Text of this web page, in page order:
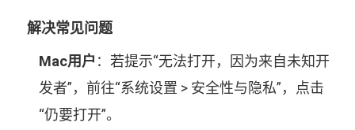
解决常见问题
Mac用户 ：若提示“无法打开，因为来自未知开
发者”，前往“系统设置 > 安全性与隐私”，点击
“仍要打开”。